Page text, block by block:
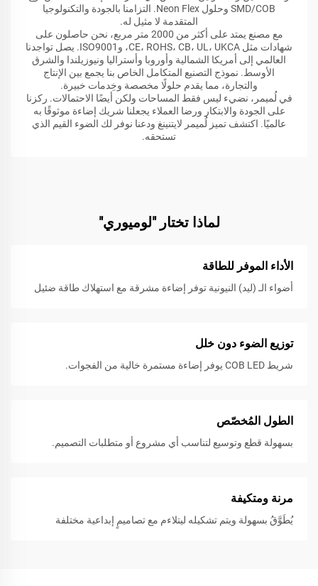
SMD/COB وحلول Neon Flex. التزامنا بالجودة والتكنولوجيا
المتقدمة لا مثيل له.
مع مصنع يمتد على أكثر من 2000 متر مربع، نحن حاصلون على
شهادات مثل CE، ROHS، CB، UL، UKCA، وISO9001. يصل تواجدنا
العالمي إلى أمريكا الشمالية وأوروبا وأستراليا ونيوزيلندا والشرق
الأوسط. نموذج التصنيع المتكامل الخاص بنا يجمع بين الإنتاج
والتجارة، مما يقدم حلولًا مخصصة وخِدمات خبيرة.
في لُميمر، نضيء ليس فقط المساحات ولكن أيضًا الاحتمالات. ركزنا
على الجودة والابتكار ورضا العملاء يجعلنا شريك إضاءة موثوقًا به
عالميًا. اكتشف تميز لُميمر لايتنينغ ودعنا نوفر لك الضوء القيم الذي
تستحقه.
لماذا تختار "لوميوري"
الأداء الموفر للطاقة
أضواء الـ (ليد) النيونية توفر إضاءة مشرقة مع استهلاك طاقة ضئيل
توزيع الضوء دون خلل
شريط COB LED يوفر إضاءة مستمرة خالية من الفجوات.
الطول المُخصّص
بسهولة قطع وتوسيع لتناسب أي مشروع أو متطلبات التصميم.
مرنة ومتكيفة
يُطَوَّقُ بسهولة ويتم تشكيله ليتلاءم مع تصاميمٍ إبداعية مختلفة